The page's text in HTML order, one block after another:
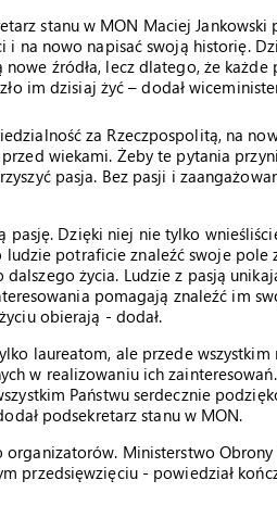
stanu w MON Maciej Jankowski
i na nowo napisać swoją historię.
źródła, lecz dlatego, że
im dzisiaj żyć – dodał
za Rzeczpospolitą, na
wiekami. Żeby te pytania
pasja. Bez pasji i
pasję. Dzięki niej nie tylko
potraficie znaleźć swoje pole
życia. Ludzie z pasją
pomagają znaleźć im
obierają - dodał.
laureatom, ale przede
w realizowaniu ich
Państwu serdecznie
podsekretarz stanu w MON.
Ministerstwo
przedsięwzięciu - powiedział